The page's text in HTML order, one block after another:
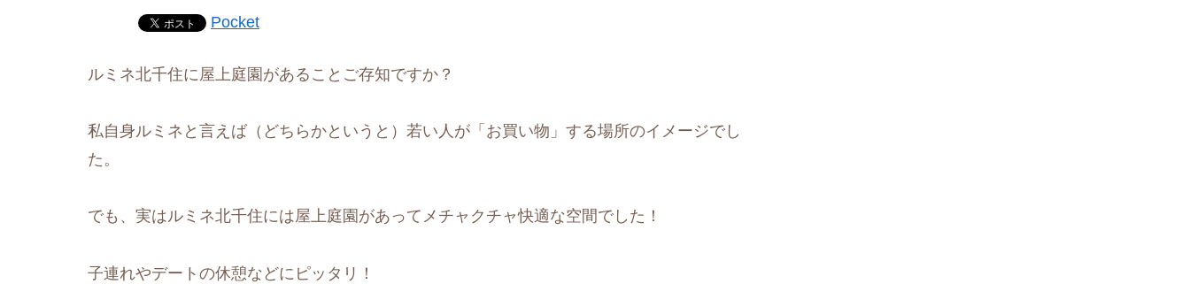
Pocket
ルミネ北千住に屋上庭園があることご存知ですか？
私自身ルミネと言えば（どちらかというと）若い人が「お買い物」する場所のイメージでし
た。
でも、実はルミネ北千住には屋上庭園があってメチャクチャ快適な空間でした！
子連れやデートの休憩などにピッタリ！